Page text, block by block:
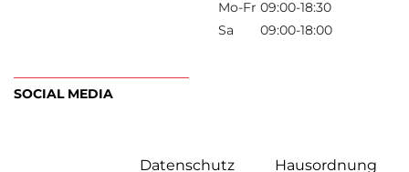
Datenschutz Hausordnung